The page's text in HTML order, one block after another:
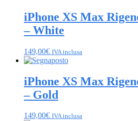
iPhone XS Max
– White
149,00€ IVA inclusa
iPhone XS Max
– Gold
149,00€ IVA inclusa